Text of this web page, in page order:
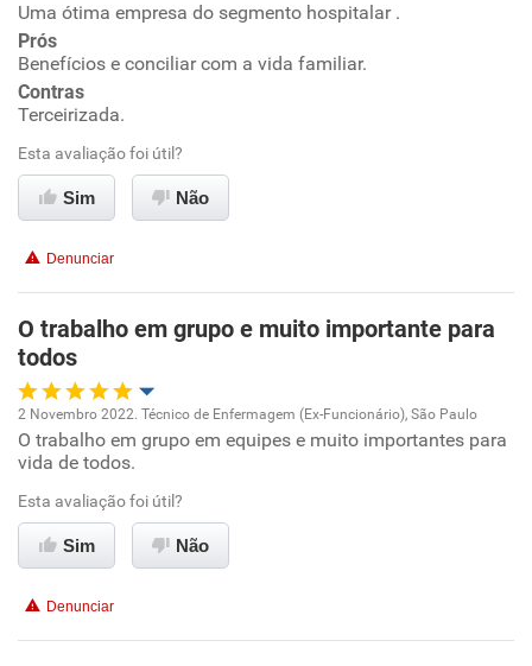
Oportunidade de promoção
Ambiente de trabalho
Benefícios
Recomenda esta empresa
Uma ótima empresa do segmento hospitalar .
Prós
Benefícios e conciliar com a vida familiar.
Contras
Terceirizada.
Esta avaliação foi útil?
Sim Não
Denunciar
O trabalho em grupo e muito importante para
todos
Oportunidade de promoção
Ambiente de trabalho
Conciliação com a vida familiar
2 Novembro 2022. Técnico de Enfermagem (Ex-Funcionário), São Paulo
O trabalho em grupo em equipes e muito importantes para
vida de todos.
Esta avaliação foi útil?
Sim Não
Denunciar